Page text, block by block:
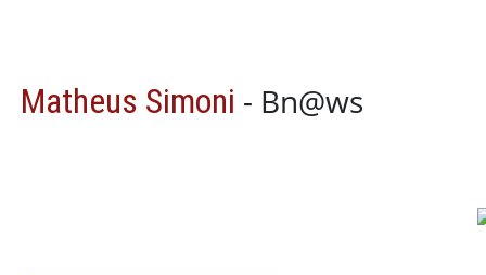
Matheus Simoni - Bn@ws